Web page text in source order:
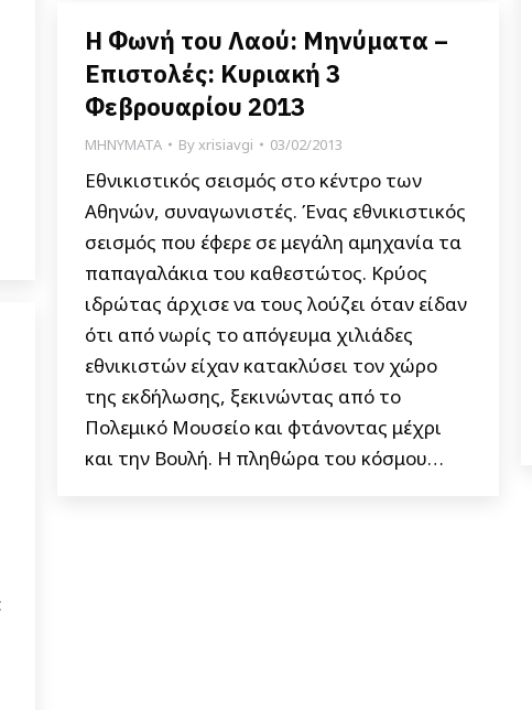
Η Φωνή του Λαού: Μηνύματα –
Επιστολές: Κυριακή 3
Φεβρουαρίου 2013
ΜΗΝΥΜΑΤΑ Byxrisiavgi 03/02/2013
Εθνικιστικός σεισμός στο κέντρο των
Αθηνών, συναγωνιστές. Ένας εθνικιστικός
σεισμός που έφερε σε μεγάλη αμηχανία τα
παπαγαλάκια του καθεστώτος. Κρύος
ιδρώτας άρχισε να τους λούζει όταν είδαν
ότι από νωρίς το απόγευμα χιλιάδες
εθνικιστών είχαν κατακλύσει τον χώρο
της εκδήλωσης, ξεκινώντας από το
Πολεμικό Μουσείο και φτάνοντας μέχρι
και την Βουλή. Η πληθώρα του κόσμου…